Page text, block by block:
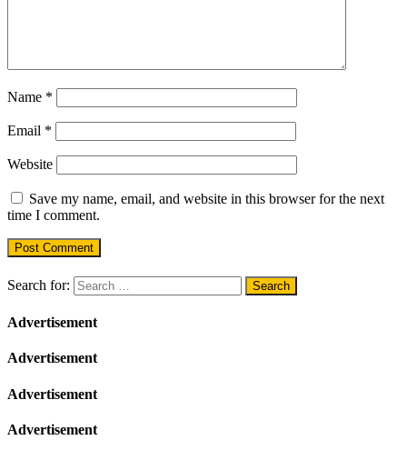
Name *
Email *
Website
Save my name, email, and website in this browser for the next
time I comment.
Search for:
Advertisement
Advertisement
Advertisement
Advertisement